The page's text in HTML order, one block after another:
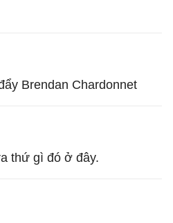
Brendan Chardonnet
thứ gì đó ở đây.